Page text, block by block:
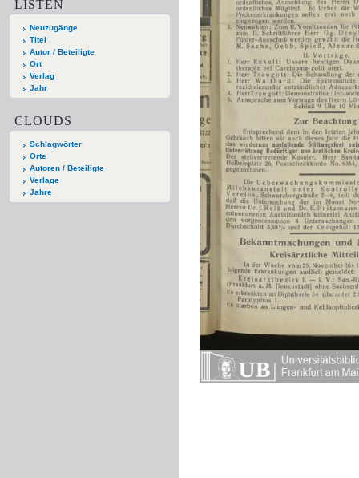
LISTEN
Neuzugänge
Titel
Autor / Beteiligte
Ort
Verlag
Jahr
CLOUDS
Schlagwörter
Orte
Autoren / Beteiligte
Verlage
Jahre